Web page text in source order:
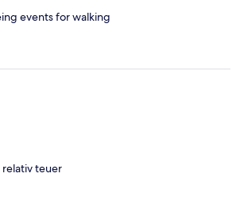
events for walking
relativ teuer